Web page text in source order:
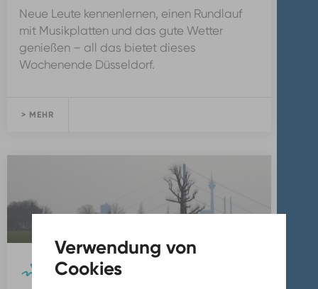
Neue Leute kennenlernen, einen Rundlauf
mit Musikplatten und das gute Wetter
genießen – all das bietet dieses
Wochenende Düsseldorf.
> MEHR
DÜSSELDORF